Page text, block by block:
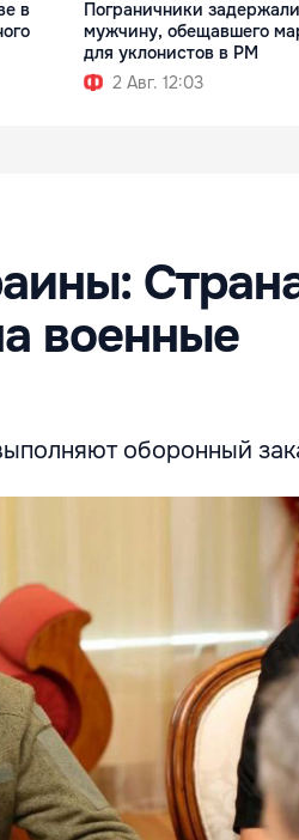
в
Пограничники задержали
мужчину, обещавшего
для уклонистов в РМ
2 Авг. 12:03
военные
оборонный